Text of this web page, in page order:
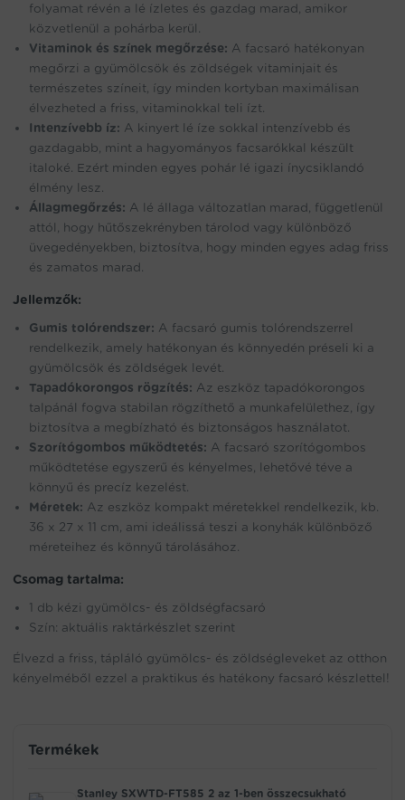
folyamat révén a lé ízletes és gazdag marad, amikor
közvetlenül a pohárba kerül.
Vitaminok és színek megőrzése: A facsaró hatékonyan
megőrzi a gyümölcsök és zöldségek vitaminjait és
természetes színeit, így minden kortyban maximálisan
élvezheted a friss, vitaminokkal teli ízt.
Intenzívebb íz: A kinyert lé íze sokkal intenzívebb és
gazdagabb, mint a hagyományos facsarókkal készült
italoké. Ezért minden egyes pohár lé igazi ínycsiklandó
élmény lesz.
Állagmegőrzés: A lé állaga változatlan marad, függetlenül
attól, hogy hűtőszekrényben tárolod vagy különböző
üvegedényekben, biztosítva, hogy minden egyes adag friss
és zamatos marad.
Jellemzők:
Gumis tolórendszer: A facsaró gumis tolórendszerrel
rendelkezik, amely hatékonyan és könnyedén préseli ki a
gyümölcsök és zöldségek levét.
Tapadókorongos rögzítés: Az eszköz tapadókorongos
talpánál fogva stabilan rögzíthető a munkafelülethez, így
biztosítva a megbízható és biztonságos használatot.
Szorítógombos működtetés: A facsaró szorítógombos
működtetése egyszerű és kényelmes, lehetővé téve a
könnyű és precíz kezelést.
Méretek: Az eszköz kompakt méretekkel rendelkezik, kb.
36 x 27 x 11 cm, ami ideálissá teszi a konyhák különböző
méreteihez és könnyű tárolásához.
Csomag tartalma:
1 db kézi gyümölcs- és zöldségfacsaró
Szín: aktuális raktárkészlet szerint
Élvezd a friss, tápláló gyümölcs- és zöldségleveket az otthon
kényelméből ezzel a praktikus és hatékony facsaró készlettel!
Termékek
Stanley SXWTD-FT585 2 az 1-ben összecsukható